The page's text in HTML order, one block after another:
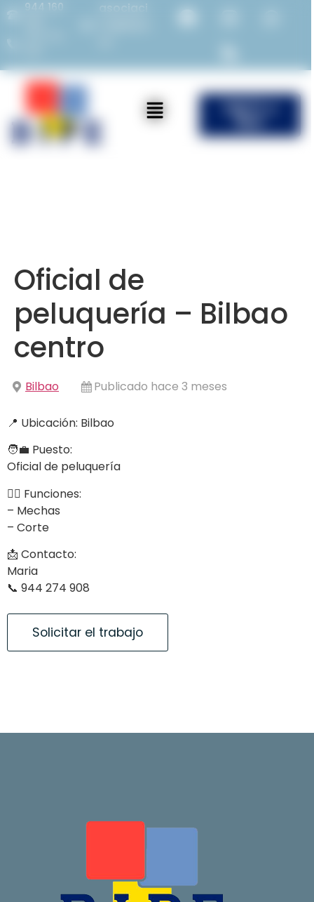
944 160
asociaci
ÚNETE a
Oficial de
peluquería – Bilbao
centro
Bilbao Publicado hace 3 meses
📍 Ubicación: Bilbao
🧑‍💼 Puesto:
Oficial de peluquería
💇‍♀️ Funciones:
– Mechas
– Corte
📩 Contacto:
Maria
📞 944 274 908